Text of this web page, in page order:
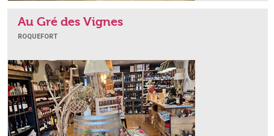
Au Gré des Vignes
ROQUEFORT